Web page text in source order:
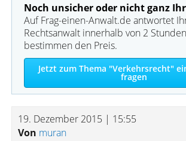
Noch unsicher oder nicht ganz
Auf Frag-einen-Anwalt.de antwortet
Rechtsanwalt innerhalb von 2
bestimmen den Preis.
Jetzt zum Thema "Verkehrsrecht"
fragen
19. Dezember 2015 | 15:55
Von muran